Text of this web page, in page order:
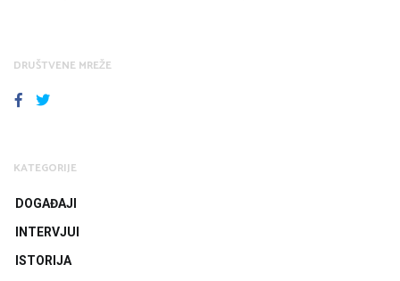
DRUŠTVENE MREŽE
FACEBOOK
TWITTER
KATEGORIJE
DOGAĐAJI
INTERVJUI
ISTORIJA